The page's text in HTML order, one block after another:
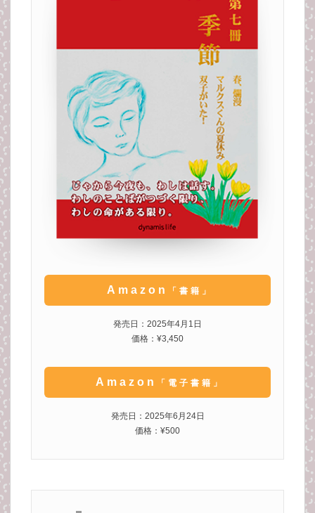
Amazon 「書籍」
発売日：2025年4月1日
価格：¥3,450
Amazon 「電子書籍」
発売日：2025年6月24日
価格：¥500